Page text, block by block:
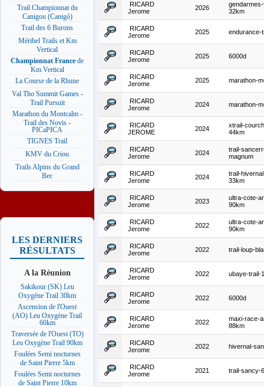
Trail Championnat du
Canigou (Canigó)
Trail des 6 Burons
Méribel Trails et Km
Vertical
Championnat France de
Km Vertical
La Course de la Rhune
Val Tho Summit Games -
Trail Pursuit
Marathon du Montcalm -
Trail des Novis -
PICaPICA
TIGNES Trail
KMV du Criou
Trails Alpins du Grand
Bec
LES DERNIERS
RÉSULTATS
A la Réunion
Sakikour (SK) Leu
Oxygène Trail 30km
Ascension de l'Ouest
(AO) Leu Oxygène Trail
60km
Traversée de l'Ouest (TO)
Leu Oxygène Trail 90km
Foulées Semi nocturnes
de Saint Pierre 5km
Foulées Semi nocturnes
de Saint Pierre 10km
RICARD
Jerome
2026
32km
RICARD
Jerome
2025 endurance-
RICARD
Jerome
2025 6000d
RICARD
Jerome
2025 marathon-
RICARD
Jerome
2024 marathon-
RICARD
JEROME
2024
xtrail-
44km
RICARD
Jerome
2024
trail-
magnum
RICARD
Jerome
2024
trail-
33km
RICARD
Jerome
2023
ultra-cote-
90km
RICARD
Jerome
2022
ultra-cote-
90km
RICARD
Jerome
2022 trail-loup-
RICARD
Jerome
2022 ubaye-trail-
RICARD
Jerome
2022 6000d
RICARD
Jerome
2022
maxi-race-
88km
RICARD
Jerome
2022 hivernal-
RICARD
Jerome
2021 trail-sancy-